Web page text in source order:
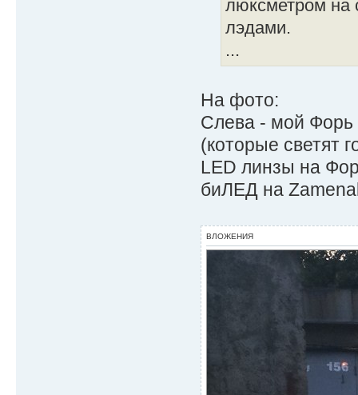
люксметром на
лэдами.
...
На фото:
Слева - мой
(которые светят
LED линзы на
биЛЕД на
ВЛОЖЕНИЯ